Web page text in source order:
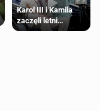
Karol III i Kamila
zaczęli letni
odpoczynek po